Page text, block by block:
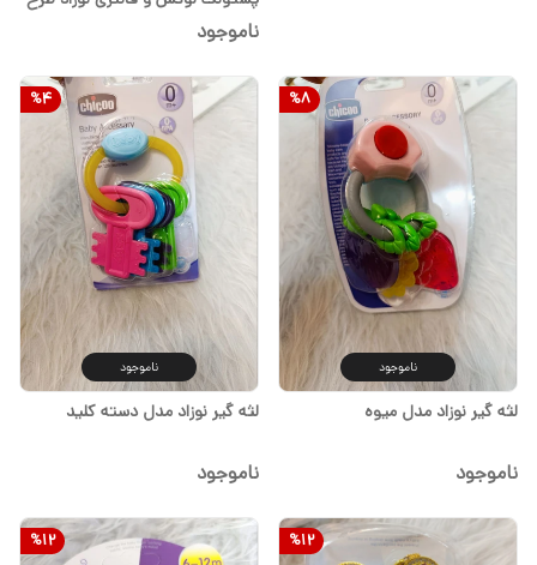
آی لاو مام از سیسمونی شیدا
ناموجود
%8
ناموجود
لثه گیر نوزاد مدل میوه
ناموجود
%4
ناموجود
لثه گیر نوزاد مدل دسته کلید
ناموجود
%12
%12